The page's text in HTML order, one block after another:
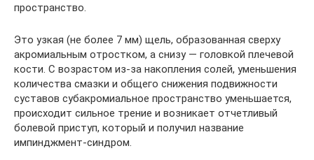
пространство.
Это узкая (не более 7 мм) щель, образованная сверху
акромиальным отростком, а снизу — головкой плечевой
кости. С возрастом из-за накопления солей, уменьшения
количества смазки и общего снижения подвижности
суставов субакромиальное пространство уменьшается,
происходит сильное трение и возникает отчетливый
болевой приступ, который и получил название
импинджмент-синдром.